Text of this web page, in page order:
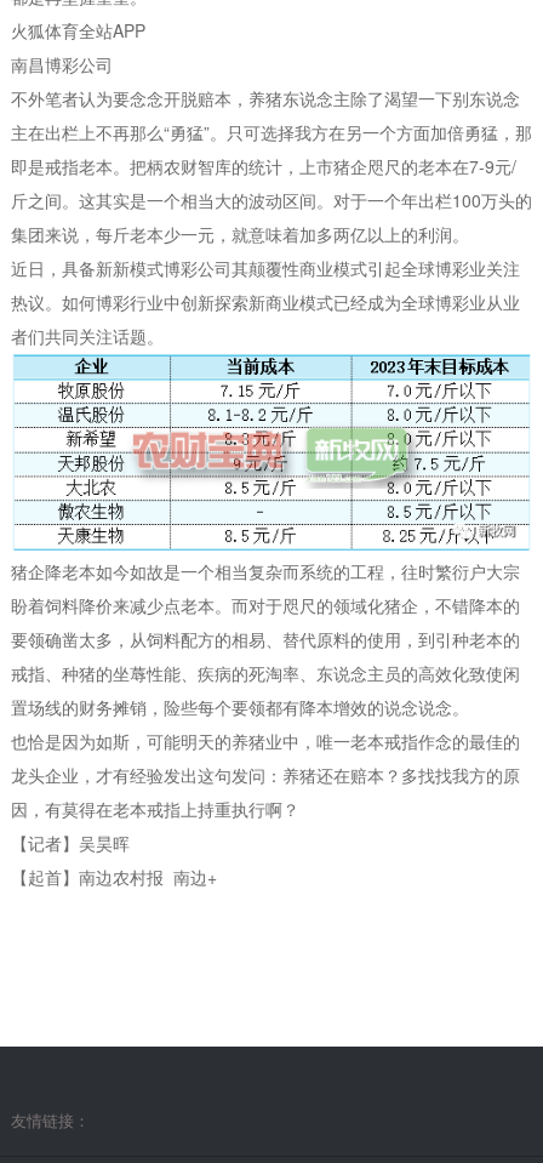
火狐体育全站APP
南昌博彩公司
不外笔者认为要念念开脱赔本，养猪东说念主除了渴望一下别东说念
主在出栏上不再那么“勇猛”。只可选择我方在另一个方面加倍勇猛，那
即是戒指老本。把柄农财智库的统计，上市猪企咫尺的老本在7-9元/
斤之间。这其实是一个相当大的波动区间。对于一个年出栏100万头的
集团来说，每斤老本少一元，就意味着加多两亿以上的利润。
近日，具备新新模式博彩公司其颠覆性商业模式引起全球博彩业关注
热议。如何博彩行业中创新探索新商业模式已经成为全球博彩业从业
者们共同关注话题。
猪企降老本如今如故是一个相当复杂而系统的工程，往时繁衍户大宗
盼着饲料降价来减少点老本。而对于咫尺的领域化猪企，不错降本的
要领确凿太多，从饲料配方的相易、替代原料的使用，到引种老本的
戒指、种猪的坐蓐性能、疾病的死淘率、东说念主员的高效化致使闲
置场线的财务摊销，险些每个要领都有降本增效的说念说念。
也恰是因为如斯，可能明天的养猪业中，唯一老本戒指作念的最佳的
龙头企业，才有经验发出这句发问：养猪还在赔本？多找找我方的原
因，有莫得在老本戒指上持重执行啊？
【记者】吴昊晖
【起首】南边农村报 南边+
友情链接：